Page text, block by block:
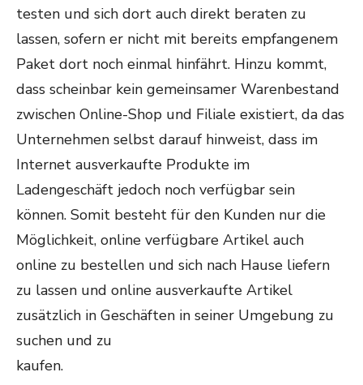
testen und sich dort auch direkt beraten zu
lassen, sofern er nicht mit bereits empfangenem
Paket dort noch einmal hinfährt. Hinzu kommt,
dass scheinbar kein gemeinsamer Warenbestand
zwischen Online-Shop und Filiale existiert, da das
Unternehmen selbst darauf hinweist, dass im
Internet ausverkaufte Produkte im
Ladengeschäft jedoch noch verfügbar sein
können. Somit besteht für den Kunden nur die
Möglichkeit, online verfügbare Artikel auch
online zu bestellen und sich nach Hause liefern
zu lassen und online ausverkaufte Artikel
zusätzlich in Geschäften in seiner Umgebung zu
suchen und zu
kaufen.